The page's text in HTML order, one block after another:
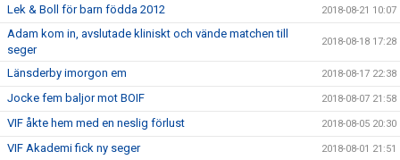
Lek & Boll för barn födda 2012 2018-08-21 10:07
Adam kom in, avslutade kliniskt och vände matchen till
seger
2018-08-18 17:28
Länsderby imorgon em 2018-08-17 22:38
Jocke fem baljor mot BOIF 2018-08-07 21:58
VIF åkte hem med en neslig förlust 2018-08-05 20:30
VIF Akademi fick ny seger 2018-08-01 21:51